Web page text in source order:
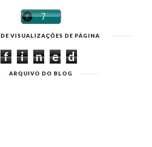
VISUALIZAÇÕES DE PÁGINA
f i n e d
ARQUIVO DO BLOG